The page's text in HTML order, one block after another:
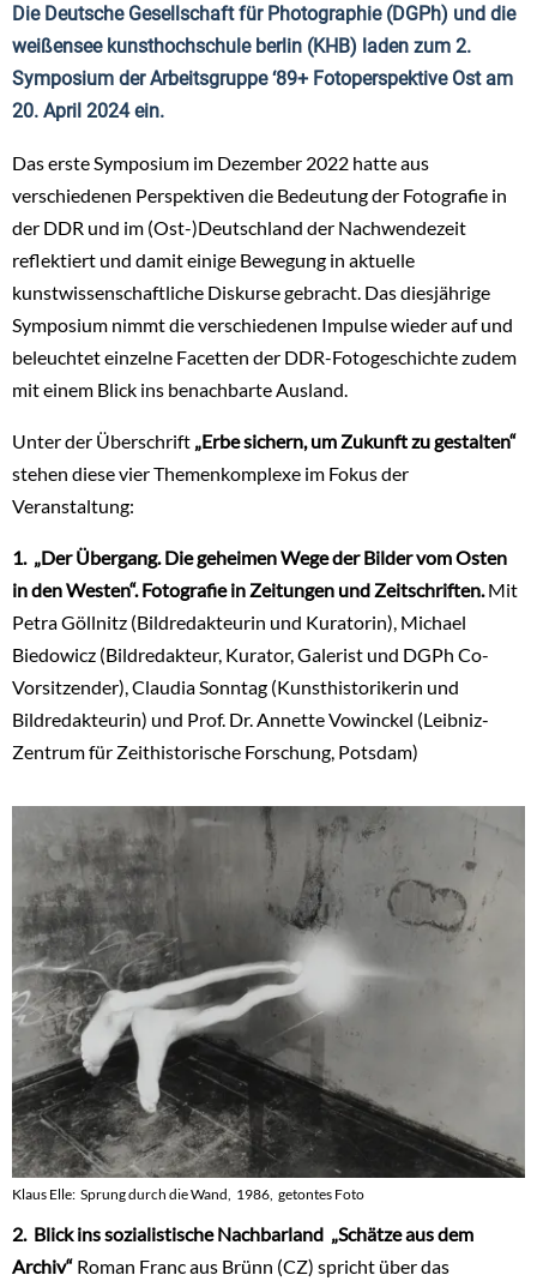
Die Deutsche Gesellschaft für Photographie (DGPh) und die
weißensee kunsthochschule berlin (KHB) laden zum 2.
Symposium der Arbeitsgruppe ‘89+ Fotoperspektive Ost am
20. April 2024 ein.
Das erste Symposium im Dezember 2022 hatte aus
verschiedenen Perspektiven die Bedeutung der Fotografie in
der DDR und im (Ost-)Deutschland der Nachwendezeit
reflektiert und damit einige Bewegung in aktuelle
kunstwissenschaftliche Diskurse gebracht. Das diesjährige
Symposium nimmt die verschiedenen Impulse wieder auf und
beleuchtet einzelne Facetten der DDR-Fotogeschichte zudem
mit einem Blick ins benachbarte Ausland.
Unter der Überschrift „Erbe sichern, um Zukunft zu gestalten“
stehen diese vier Themenkomplexe im Fokus der
Veranstaltung:
1. „Der Übergang. Die geheimen Wege der Bilder vom Osten
in den Westen“. Fotografie in Zeitungen und Zeitschriften. Mit
Petra Göllnitz (Bildredakteurin und Kuratorin), Michael
Biedowicz (Bildredakteur, Kurator, Galerist und DGPh Co-
Vorsitzender), Claudia Sonntag (Kunsthistorikerin und
Bildredakteurin) und Prof. Dr. Annette Vowinckel (Leibniz-
Zentrum für Zeithistorische Forschung, Potsdam)
Klaus Elle: Sprung durch die Wand, 1986, getontes Foto
2. Blick ins sozialistische Nachbarland „Schätze aus dem
Archiv“ Roman Franc aus Brünn (CZ) spricht über das